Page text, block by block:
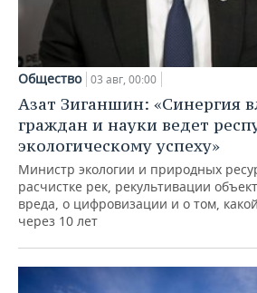
Общество 03 авг, 00:00
Азат Зиганшин: «Синергия
граждан и науки ведет
экологическому успеху»
Министр экологии и природных
расчистке рек, рекультивации
вреда, о цифровизации и о том,
через 10 лет